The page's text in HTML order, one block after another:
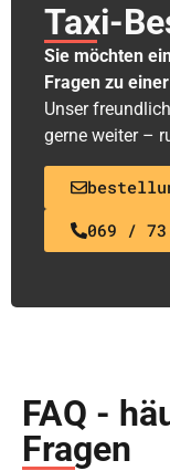
Taxi-
Sie möchten
Fragen zu
Unser
gerne weiter –
069 /
FAQ -
Fragen